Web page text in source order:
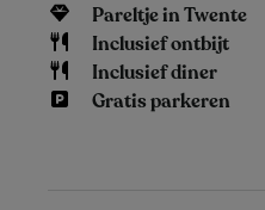
Pareltje in Twente
Inclusief ontbijt
Inclusief diner
Gratis parkeren